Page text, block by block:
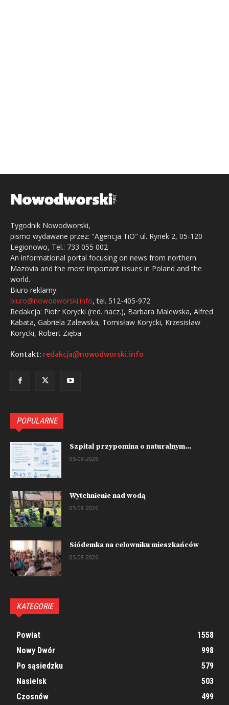
Tygodnik Nowodworski,
pismo wydawane przez: "Agencja TiO" ul. Rynek 2, 05-120
Legionowo, Tel.: 733 055 002
An informational portal focusing on news from northern
Mazovia and the most important issues in Poland and the
world.
Biuro reklamy:
biuro@nowodworski.info, tel. 512-405-972
Redakcja: Piotr Korycki (red. nacz.), Barbara Malewska, Alfred
Kabata, Gabriela Zalewska, Tomisław Korycki, Krzesisław
Korycki, Robert Zięba
Kontakt: redakcja@nowodworski.info
POPULARNE
Szpital przypomina o naturalnym...
05-08-2026
Wytchnienie nad wodą
05-08-2026
Siódemka na celowniku mieszkańców
05-08-2026
KATEGORIE
Powiat
1558
Nowy Dwór
998
Po sąsiedzku
579
Nasielsk
503
Czosnów
499